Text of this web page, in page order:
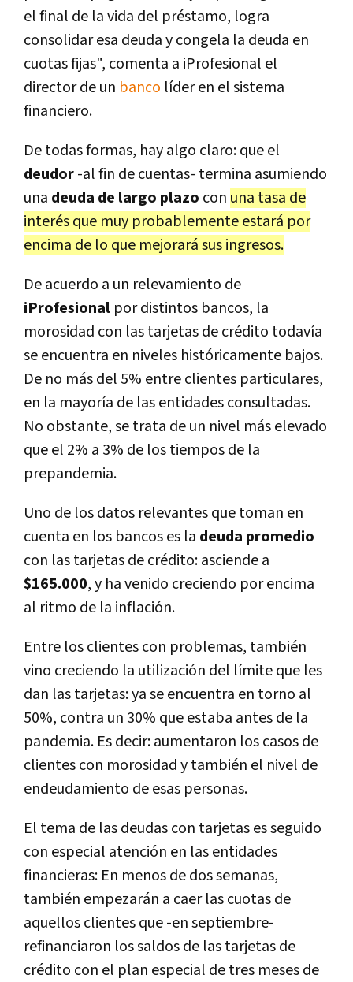
el final de la vida del préstamo, logra
consolidar esa deuda y congela la deuda en
cuotas fijas", comenta a iProfesional el
director de un banco líder en el sistema
financiero.
De todas formas, hay algo claro: que el
deudor-al fin de cuentas- termina asumiendo
una deuda de largo plazo con una tasa de
interés que muy probablemente estará por
encima de lo que mejorará sus ingresos.
De acuerdo a un relevamiento de
iProfesional por distintos bancos, la
morosidad con las tarjetas de crédito todavía
se encuentra en niveles históricamente bajos.
De no más del 5% entre clientes particulares,
en la mayoría de las entidades consultadas.
No obstante, se trata de un nivel más elevado
que el 2% a 3% de los tiempos de la
prepandemia.
Uno de los datos relevantes que toman en
cuenta en los bancos es la deuda promedio
con las tarjetas de crédito: asciende a
$165.000, y ha venido creciendo por encima
al ritmo de la inflación.
Entre los clientes con problemas, también
vino creciendo la utilización del límite que les
dan las tarjetas: ya se encuentra en torno al
50%, contra un 30% que estaba antes de la
pandemia. Es decir: aumentaron los casos de
clientes con morosidad y también el nivel de
endeudamiento de esas personas.
El tema de las deudas con tarjetas es seguido
con especial atención en las entidades
financieras: En menos de dos semanas,
también empezarán a caer las cuotas de
aquellos clientes que -en septiembre-
refinanciaron los saldos de las tarjetas de
crédito con el plan especial de tres meses de